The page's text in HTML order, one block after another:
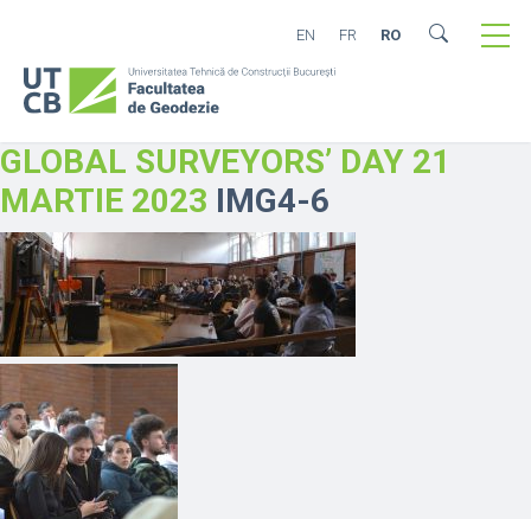
EN FR RO
GLOBAL SURVEYORS’ DAY 21
MARTIE 2023 IMG4-6